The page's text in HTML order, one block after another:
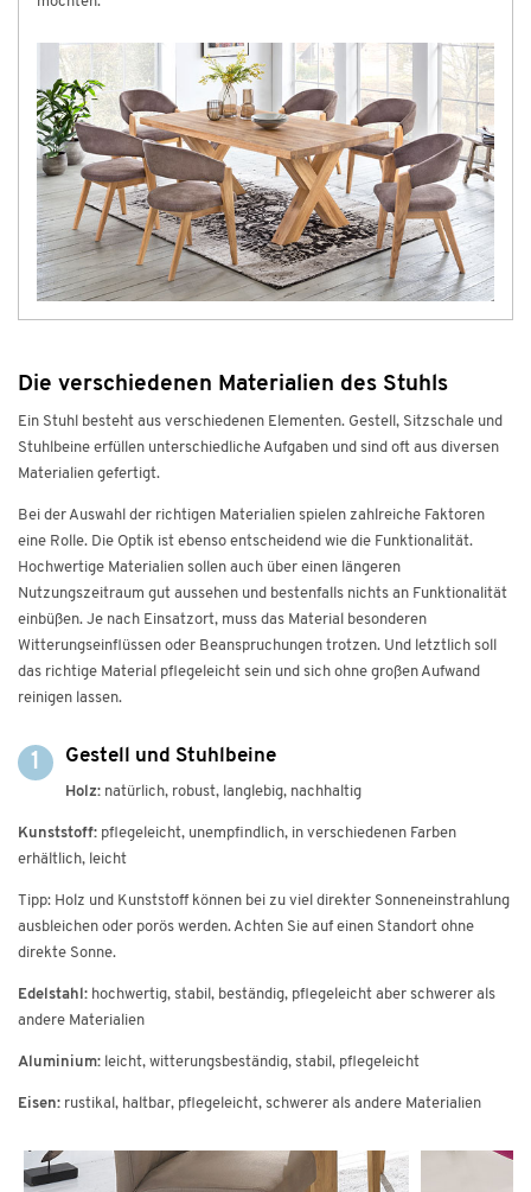
Die verschiedenen Materialien des Stuhls
Ein Stuhl besteht aus verschiedenen Elementen. Gestell, Sitzschale und
Stuhlbeine erfüllen unterschiedliche Aufgaben und sind oft aus diversen
Materialien gefertigt.
Bei der Auswahl der richtigen Materialien spielen zahlreiche Faktoren
eine Rolle. Die Optik ist ebenso entscheidend wie die Funktionalität.
Hochwertige Materialien sollen auch über einen längeren
Nutzungszeitraum gut aussehen und bestenfalls nichts an Funktionalität
einbüßen. Je nach Einsatzort, muss das Material besonderen
Witterungseinflüssen oder Beanspruchungen trotzen. Und letztlich soll
das richtige Material pflegeleicht sein und sich ohne großen Aufwand
reinigen lassen.
1 Gestell und Stuhlbeine
Holz: natürlich, robust, langlebig, nachhaltig
Kunststoff: pflegeleicht, unempfindlich, in verschiedenen Farben
erhältlich, leicht
Tipp: Holz und Kunststoff können bei zu viel direkter Sonneneinstrahlung
ausbleichen oder porös werden. Achten Sie auf einen Standort ohne
direkte Sonne.
Edelstahl: hochwertig, stabil, beständig, pflegeleicht aber schwerer als
andere Materialien
Aluminium: leicht, witterungsbeständig, stabil, pflegeleicht
Eisen: rustikal, haltbar, pflegeleicht, schwerer als andere Materialien